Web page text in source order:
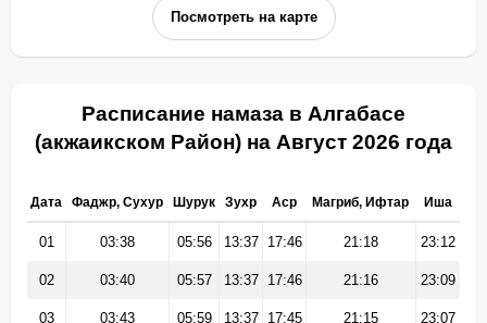
Посмотреть на карте
Расписание намаза в Алгабасе
(акжаикском Район) на Август 2026 года
Дата Фаджр, Сухур Шурук Зухр Аср Магриб, Ифтар Иша
01 03:38 05:56 13:37 17:46 21:18 23:12
02 03:40 05:57 13:37 17:46 21:16 23:09
03 03:43 05:59 13:37 17:45 21:15 23:07